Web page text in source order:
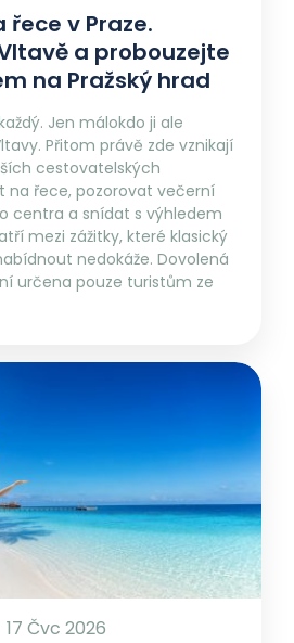
řece v Praze.
a probouzejte
na Pražský hrad
Jen málokdo ji ale
Přitom právě zde vznikají
cestovatelských
na řece, pozorovat večerní
centra a snídat s výhledem
mezi zážitky, které klasický
nedokáže. Dovolená
určena pouze turistům ze
17 Čvc 2026